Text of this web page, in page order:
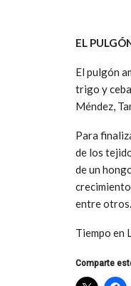
EL
El pulgón
trigo y
Méndez,
Para
de los
de un
entre otros.
Tiempo en
Comparte